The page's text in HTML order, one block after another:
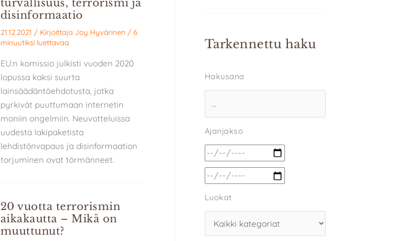
turvallisuus, terrorismi ja
disinformaatio
21.12.2021 / Kirjoittaja Joy Hyvärinen / 6
minuutiksi luettavaa
EU:n komissio julkisti vuoden 2020
lopussa kaksi suurta
lainsäädäntöehdotusta, jotka
pyrkivät puuttumaan internetin
moniin ongelmiin. Neuvotteluissa
uudesta lakipaketista
lehdistönvapaus ja disinformaation
torjuminen ovat törmänneet.
20 vuotta terrorismin
aikakautta – Mikä on
muuttunut?
Tarkennettu haku
Hakusana
Ajanjakso
Luokat